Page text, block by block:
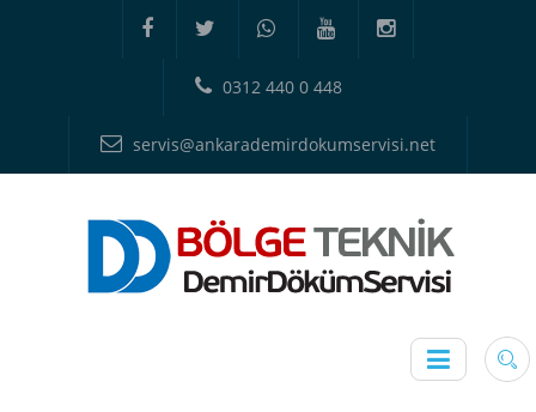
0312 440 0 448
servis@ankarademirdokumservisi.net